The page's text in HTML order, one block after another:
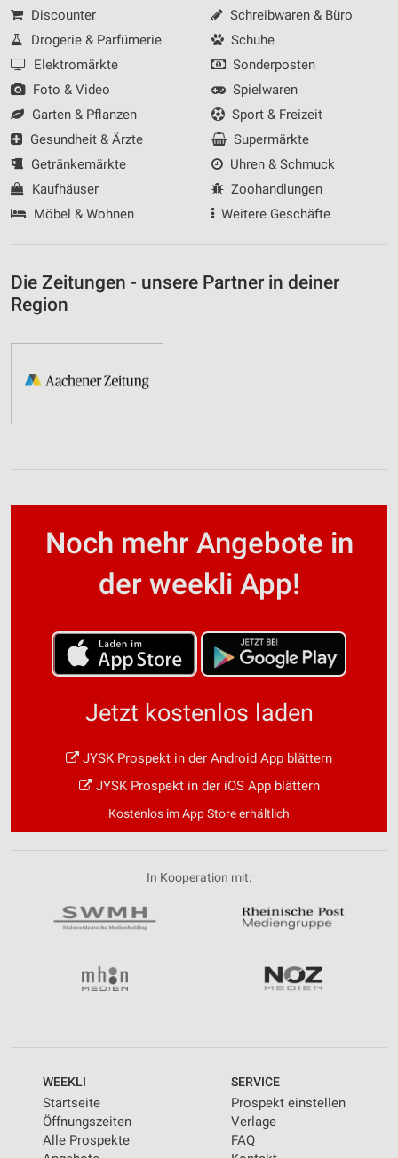
Discounter
Drogerie & Parfümerie
Elektromärkte
Foto & Video
Garten & Pflanzen
Gesundheit & Ärzte
Getränkemärkte
Kaufhäuser
Möbel & Wohnen
Schreibwaren & Büro
Schuhe
Sonderposten
Spielwaren
Sport & Freizeit
Supermärkte
Uhren & Schmuck
Zoohandlungen
Weitere Geschäfte
Die Zeitungen - unsere Partner in deiner
Region
Noch mehr Angebote in
der weekli App!
Jetzt kostenlos laden
JYSK Prospekt in der Android App blättern
JYSK Prospekt in der iOS App blättern
Kostenlos im App Store erhältlich
In Kooperation mit:
WEEKLI
Startseite
Öffnungszeiten
Alle Prospekte
SERVICE
Prospekt einstellen
Verlage
FAQ